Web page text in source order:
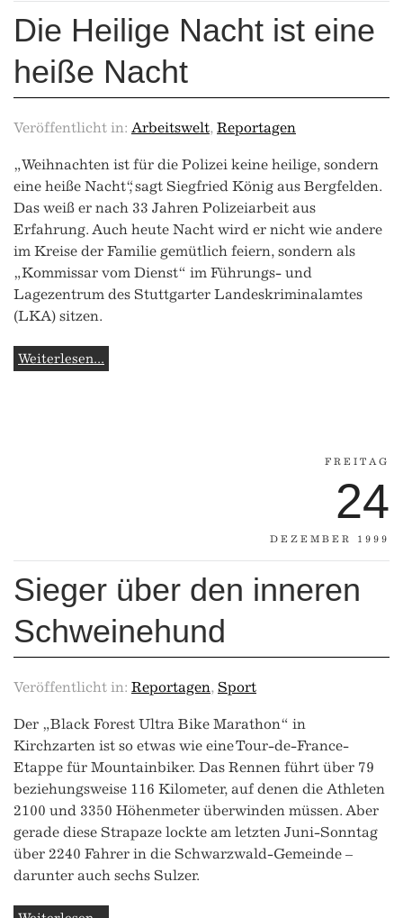
Die Heilige Nacht ist eine
heiße Nacht
Veröffentlicht in: Arbeitswelt, Reportagen
„Weihnachten ist für die Polizei keine heilige, sondern
eine heiße Nacht“, sagt Siegfried König aus Bergfelden.
Das weiß er nach 33 Jahren Polizeiarbeit aus
Erfahrung. Auch heute Nacht wird er nicht wie andere
im Kreise der Familie gemütlich feiern, sondern als
„Kommissar vom Dienst“ im Führungs- und
Lagezentrum des Stuttgarter Landeskriminalamtes
(LKA) sitzen.
Weiterlesen...
FREITAG
24
DEZEMBER 1999
Sieger über den inneren
Schweinehund
Veröffentlicht in: Reportagen, Sport
Der „Black Forest Ultra Bike Marathon“ in
Kirchzarten ist so etwas wie eine Tour-de-France-
Etappe für Mountainbiker. Das Rennen führt über 79
beziehungsweise 116 Kilometer, auf denen die Athleten
2100 und 3350 Höhenmeter überwinden müssen. Aber
gerade diese Strapaze lockte am letzten Juni-Sonntag
über 2240 Fahrer in die Schwarzwald-Gemeinde –
darunter auch sechs Sulzer.